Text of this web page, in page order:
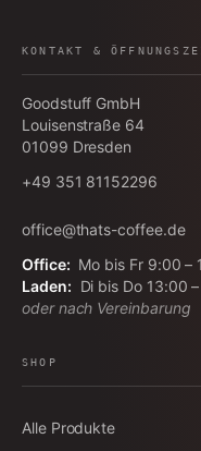
KONTAKT &
Goodstuff GmbH
Louisenstraße 64
01099 Dresden
+49 351 81152296
office@thats-coffee.de
Office: Mo bis Fr 9:00 –
Laden: Di bis Do 13:00
oder nach Vereinbarung
SHOP
Alle Produkte